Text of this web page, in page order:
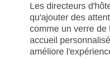
Les directeurs
qu'ajouter des
comme un verre de
accueil
améliore